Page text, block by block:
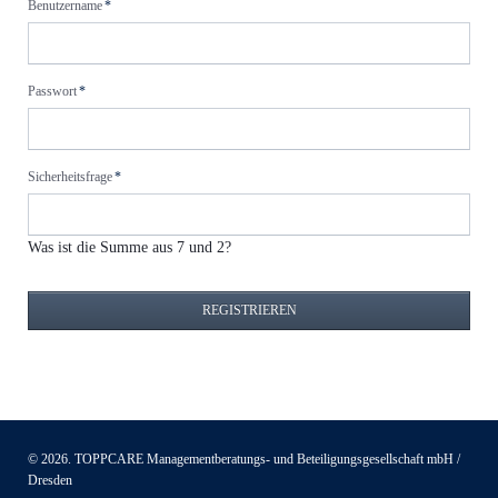
Pflichtfeld
Benutzername*
Pflichtfeld
Passwort*
Pflichtfeld
Sicherheitsfrage*
Was ist die Summe aus 7 und 2?
REGISTRIEREN
© 2026. TOPPCARE Managementberatungs- und Beteiligungsgesellschaft mbH /
Dresden